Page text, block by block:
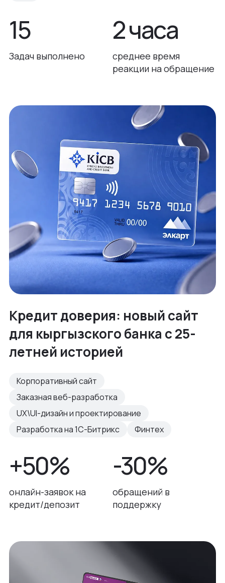
15
Задач выполнено
2 часа
среднее время
реакции на обращение
Кредит доверия: новый сайт
для кыргызского банка с 25-
летней историей
Корпоративный сайт
Заказная веб-разработка
UX\UI-дизайн и проектирование
Разработка на 1С-Битрикс
Финтех
+50%
онлайн-заявок на
кредит/депозит
-30%
обращений в
поддержку